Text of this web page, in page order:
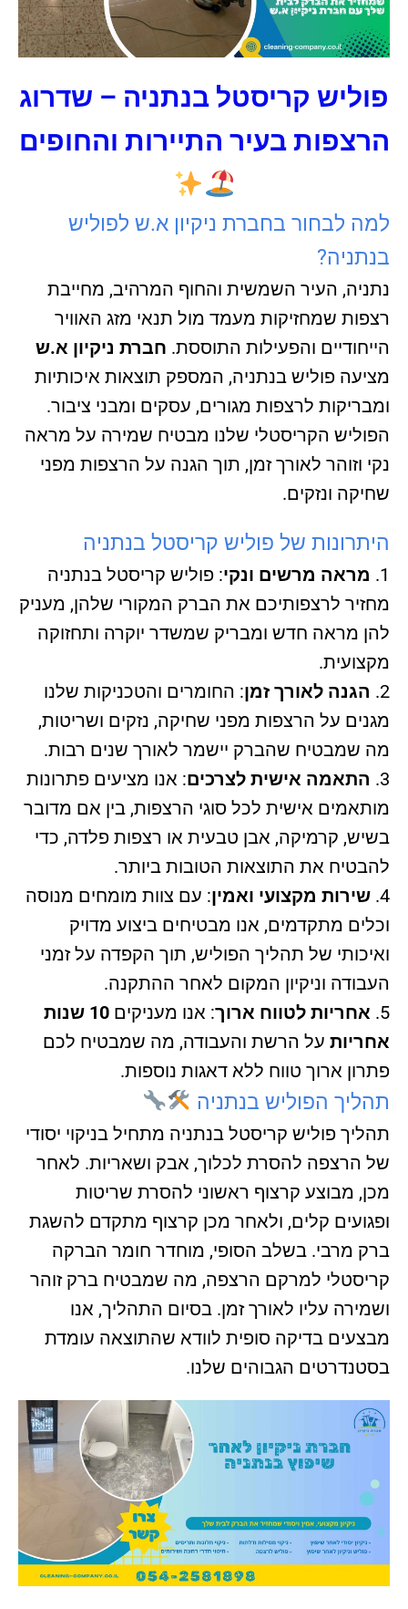
פוליש קריסטל בנתניה – שדרוג
הרצפות בעיר התיירות והחופים
למה לבחור בחברת ניקיון א.ש לפוליש
בנתניה?
נתניה, העיר השמשית והחוף המרהיב, מחייבת
רצפות שמחזיקות מעמד מול תנאי מזג האוויר
הייחודיים והפעילות התוססת. חברת ניקיון א.ש
מציעה פוליש בנתניה, המספק תוצאות איכותיות
ומבריקות לרצפות מגורים, עסקים ומבני ציבור.
הפוליש הקריסטלי שלנו מבטיח שמירה על מראה
נקי וזוהר לאורך זמן, תוך הגנה על הרצפות מפני
שחיקה ונזקים.
היתרונות של פוליש קריסטל בנתניה
מראה מרשים ונקי: פוליש קריסטל בנתניה
מחזיר לרצפותיכם את הברק המקורי שלהן, מעניק
להן מראה חדש ומבריק שמשדר יוקרה ותחזוקה
מקצועית.
הגנה לאורך זמן: החומרים והטכניקות שלנו
מגנים על הרצפות מפני שחיקה, נזקים ושריטות,
מה שמבטיח שהברק יישמר לאורך שנים רבות.
התאמה אישית לצרכים: אנו מציעים פתרונות
מותאמים אישית לכל סוגי הרצפות, בין אם מדובר
בשיש, קרמיקה, אבן טבעית או רצפות פלדה, כדי
להבטיח את התוצאות הטובות ביותר.
שירות מקצועי ואמין: עם צוות מומחים מנוסה
וכלים מתקדמים, אנו מבטיחים ביצוע מדויק
ואיכותי של תהליך הפוליש, תוך הקפדה על זמני
העבודה וניקיון המקום לאחר ההתקנה.
אחריות לטווח ארוך: אנו מעניקים
10 שנות
אחריות על הרשת והעבודה, מה שמבטיח לכם
פתרון ארוך טווח ללא דאגות נוספות.
תהליך הפוליש בנתניה
תהליך פוליש קריסטל בנתניה מתחיל בניקוי יסודי
של הרצפה להסרת לכלוך, אבק ושאריות. לאחר
מכן, מבוצע קרצוף ראשוני להסרת שריטות
ופגועים קלים, ולאחר מכן קרצוף מתקדם להשגת
ברק מרבי. בשלב הסופי, מוחדר חומר הברקה
קריסטלי למרקם הרצפה, מה שמבטיח ברק זוהר
ושמירה עליו לאורך זמן. בסיום התהליך, אנו
מבצעים בדיקה סופית לוודא שהתוצאה עומדת
בסטנדרטים הגבוהים שלנו.